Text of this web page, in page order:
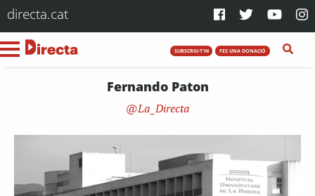
directa.cat
SUBSCRIU-T'HI FES UNA DONACIÓ
Fernando Paton
La_Directa